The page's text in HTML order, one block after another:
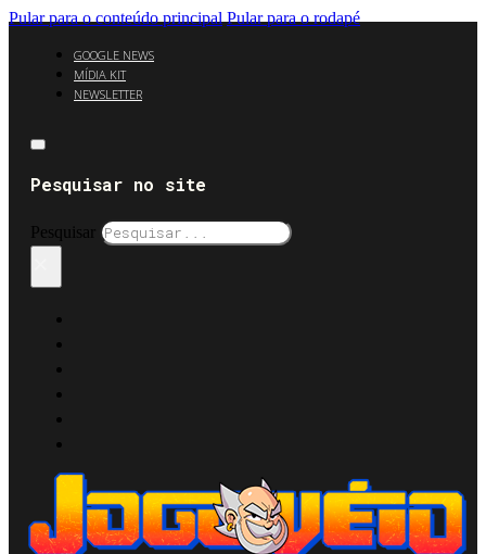
Pular para o conteúdo principal Pular para o rodapé
GOOGLE NEWS
MÍDIA KIT
NEWSLETTER
Pesquisar no site
Pesquisar